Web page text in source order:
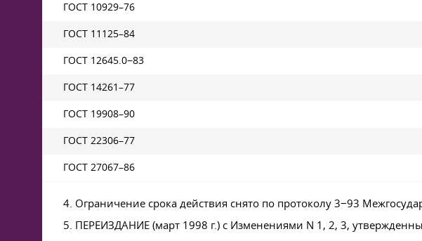
ГОСТ 10929–76
ГОСТ 11125–84
ГОСТ 12645.0−83
ГОСТ 14261–77
ГОСТ 19908–90
ГОСТ 22306–77
ГОСТ 27067–86
4. Ограничение срока действия снято по протоколу 3−93
5. ПЕРЕИЗДАНИЕ (март 1998 г.) с Изменениями N 1, 2, 3,